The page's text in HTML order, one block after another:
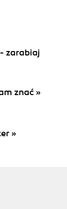
zarabiaj
znać »
»